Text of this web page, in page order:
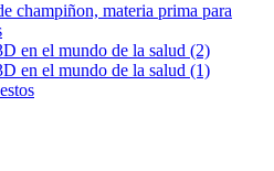
champiñon, materia prima para
en el mundo de la salud (2)
en el mundo de la salud (1)